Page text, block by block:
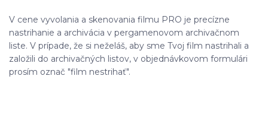
V cene vyvolania a skenovania filmu PRO je precízne
nastrihanie a archivácia v pergamenovom archivačnom
liste. V prípade, že si neželáš, aby sme Tvoj film nastrihali a
založili do archivačných listov, v objednávkovom formulári
prosím označ "film nestrihať".